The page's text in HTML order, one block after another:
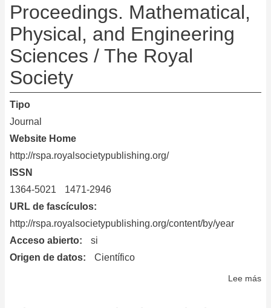
Proceedings. Mathematical,
Physical, and Engineering
Sciences / The Royal
Society
Tipo
Journal
Website Home
http://rspa.royalsocietypublishing.org/
ISSN
1364-5021
1471-2946
URL de fascículos
http://rspa.royalsocietypublishing.org/content/by/year
Acceso abierto
si
Origen de datos
Científico
Lee más